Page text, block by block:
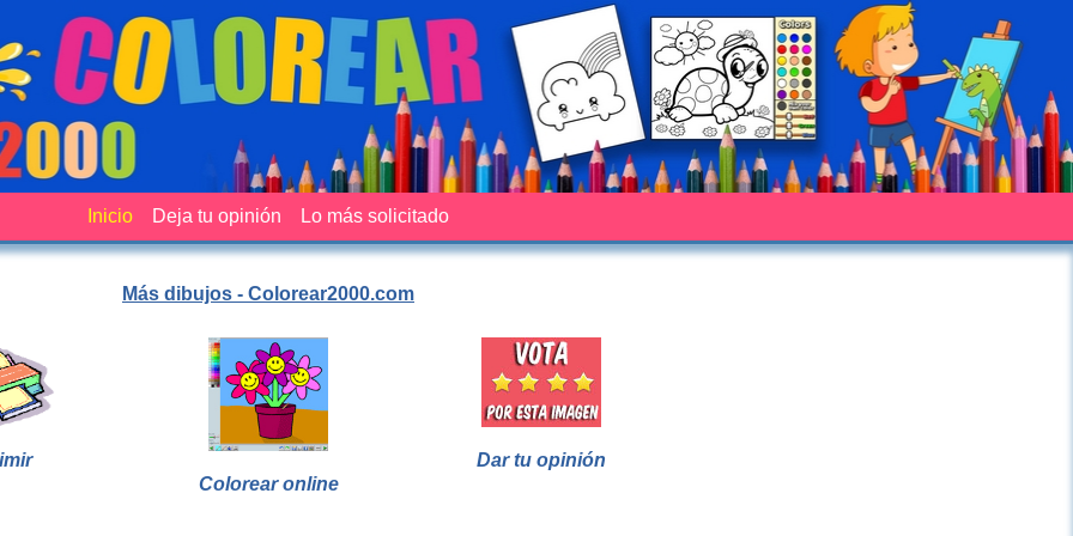
Inicio Deja tu opinión Lo más solicitado
Más dibujos - Colorear2000.com
Colorear online
Dar tu opinión